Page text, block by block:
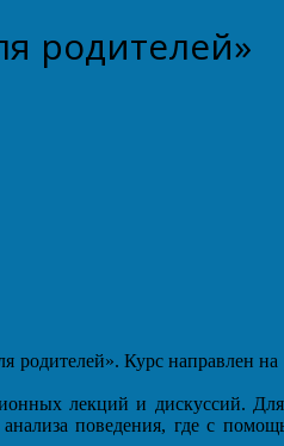
родителей»
Курс направлен на
лекций и дискуссий. Для
поведения, где с